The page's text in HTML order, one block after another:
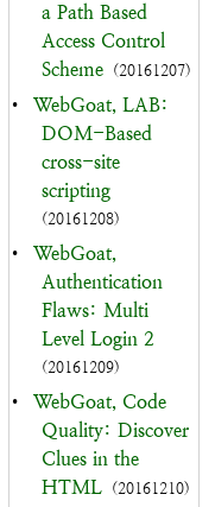
a Path Based
Access Control
Scheme (20161207)
•
WebGoat, LAB:
DOM-Based
cross-site
scripting
(20161208)
•
WebGoat,
Authentication
Flaws: Multi
Level Login 2
(20161209)
•
WebGoat, Code
Quality: Discover
Clues in the
HTML (20161210)